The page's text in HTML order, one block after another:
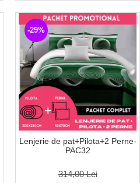
-29%
Lenjerie de pat+Pilota+2 Perne-
PAC32
314,00 Lei